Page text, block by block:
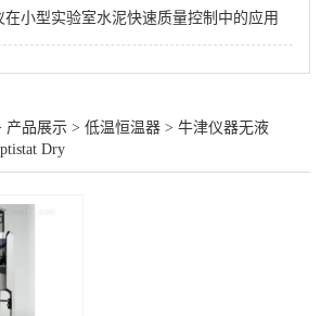
在小型实验室水泥快速质量控制中的应用
产品展示 >低温恒温器 >牛津仪器无液
Dry